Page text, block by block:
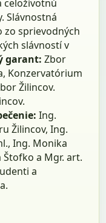
celoživotnú
Slávnostná
zo sprievodných
slávností v
garant:Zbor
Konzervatórium
Žilincov.
Ing.
Žilincov, Ing.
Ing. Monika
Štofko a Mgr. art.
a